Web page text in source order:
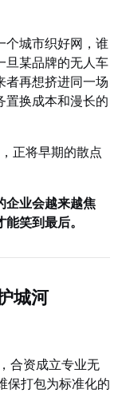
个城市织好网，谁
旦某品牌的无人车
者再想挤进同一场
置换成本和漫长的
正将早期的散点
企业会越来越焦
笑到最后。
城河
合资成立专业无
保打包为标准化的